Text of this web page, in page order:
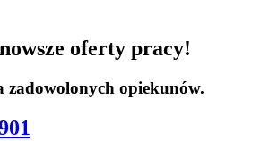
oferty pracy!
zadowolonych opiekunów.